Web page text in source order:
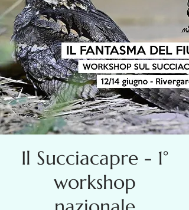
Il Succiacapre - 1°
workshop